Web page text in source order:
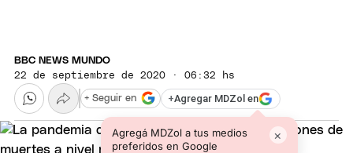
BBC NEWS MUNDO
22 de septiembre de 2020 · 06:32 hs
+Agregar MDZol en
Agregá MDZol a tus medios
preferidos en Google
×
+ Seguir en